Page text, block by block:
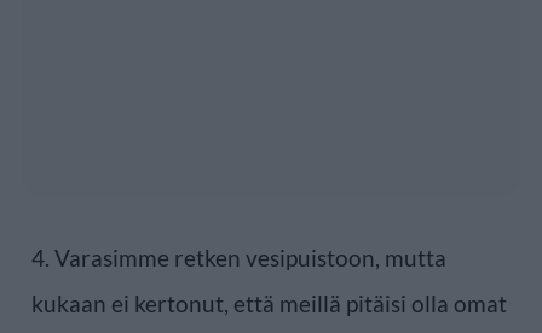
4. Varasimme retken vesipuistoon, mutta
kukaan ei kertonut, että meillä pitäisi olla omat